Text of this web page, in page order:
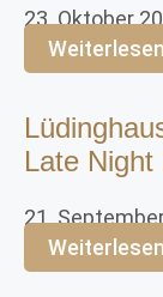
23. Oktober
Late Night
21.